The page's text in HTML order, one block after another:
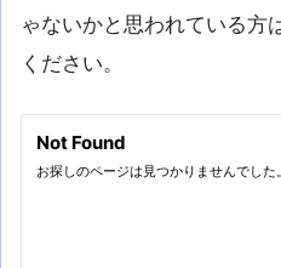
ゃないかと思われている方
ください。